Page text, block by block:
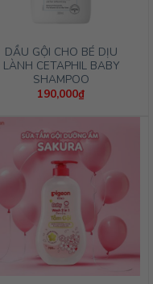
DẦU GỘI CHO BÉ DỊU
LÀNH CETAPHIL BABY
SHAMPOO
190,000₫